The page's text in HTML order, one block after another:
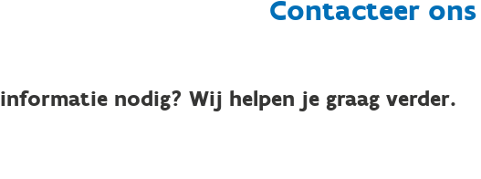
Contacteer ons
informatie nodig? Wij helpen je graag verder.